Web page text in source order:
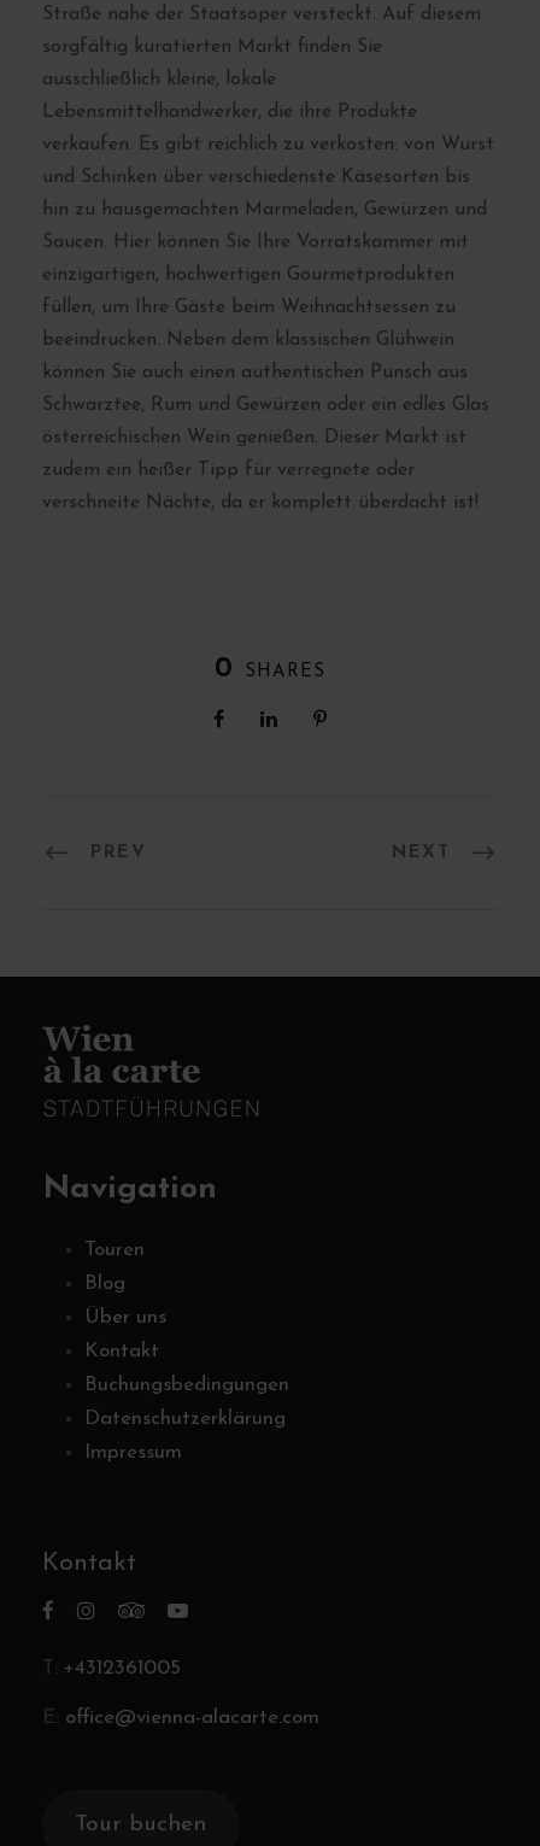
Straße nahe der Staatsoper versteckt. Auf diesem
sorgfältig kuratierten Markt finden Sie
ausschließlich kleine, lokale
Lebensmittelhandwerker, die ihre Produkte
verkaufen. Es gibt reichlich zu verkosten: von Wurst
und Schinken über verschiedenste Käsesorten bis
hin zu hausgemachten Marmeladen, Gewürzen und
Saucen. Hier können Sie Ihre Vorratskammer mit
einzigartigen, hochwertigen Gourmetprodukten
füllen, um Ihre Gäste beim Weihnachtsessen zu
beeindrucken. Neben dem klassischen Glühwein
können Sie auch einen authentischen Punsch aus
Schwarztee, Rum und Gewürzen oder ein edles Glas
österreichischen Wein genießen. Dieser Markt ist
zudem ein heißer Tipp für verregnete oder
verschneite Nächte, da er komplett überdacht ist!
0 SHARES
PREV NEXT
Navigation
Touren
Blog
Über uns
Kontakt
Buchungsbedingungen
Datenschutzerklärung
Impressum
Kontakt
T: +4312361005
E: office@vienna-alacarte.com
Tour buchen